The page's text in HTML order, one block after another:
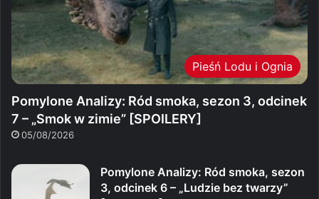
Pieśń Lodu i Ognia
Pomylone Analizy: Ród smoka, sezon 3, odcinek
7 – „Smok w zimie” [SPOILERY]
05/08/2026
Pomylone Analizy: Ród smoka, sezon
3, odcinek 6 – „Ludzie bez twarzy”